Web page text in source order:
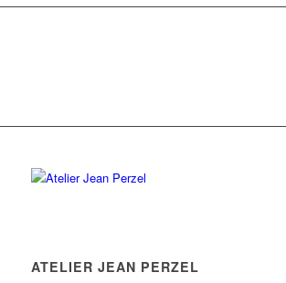
ATELIER JEAN PERZEL